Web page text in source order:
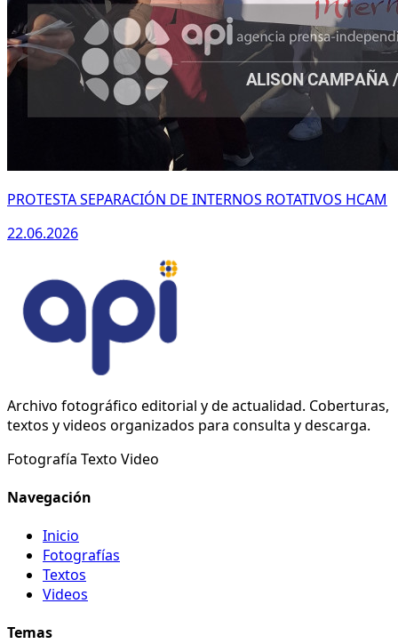
PROTESTA SEPARACIÓN DE INTERNOS ROTATIVOS HCAM
22.06.2026
Archivo fotográfico editorial y de actualidad. Coberturas,
textos y videos organizados para consulta y descarga.
Fotografía Texto Video
Navegación
Inicio
Fotografías
Textos
Videos
Temas